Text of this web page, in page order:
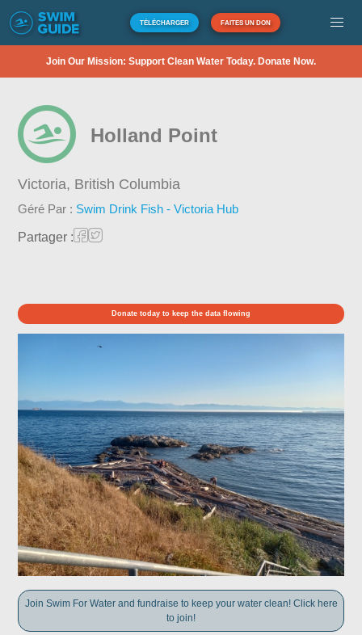
TÉLÉCHARGER FAITES UN DON
Join Our Mission: Support Clean Water Today. Donate Now.
Holland Point
Victoria, British Columbia
Géré Par : Swim Drink Fish - Victoria Hub
Partager :
Donate today to keep the data flowing
Join Swim For Water and fundraise to keep your water clean! Click here
to join!